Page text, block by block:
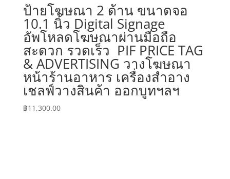
ป้ายโฆษณา 2 ด้าน ขนาดจอ
10.1 นิ้ว Digital Signage
อัพโหลดโฆษณาผ่านมือถือ
สะดวก รวดเร็ว PIF PRICE TAG
& ADVERTISING วางโฆษณา
หน้าร้านอาหาร เครื่องสำอาง
เชลฟ์วางสินค้า ออกบูทฯลฯ
฿11,300.00